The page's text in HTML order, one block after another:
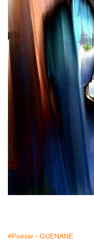
#Poésie - GUENANE